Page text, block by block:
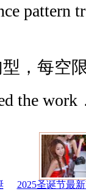
，每空
the
2025圣诞节最